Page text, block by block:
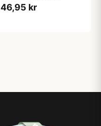
46,95 kr